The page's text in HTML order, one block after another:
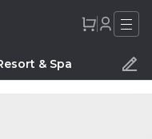
& Spa